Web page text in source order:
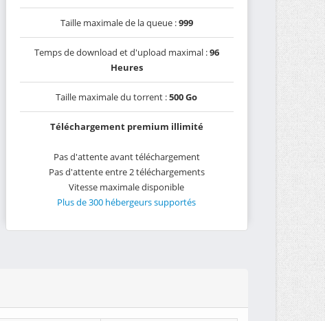
Taille maximale de la queue :999
Temps de download et d'upload maximal :96
Heures
Taille maximale du torrent :500 Go
Téléchargement premium illimité
Pas d'attente avant téléchargement
Pas d'attente entre 2 téléchargements
Vitesse maximale disponible
Plus de 300 hébergeurs supportés